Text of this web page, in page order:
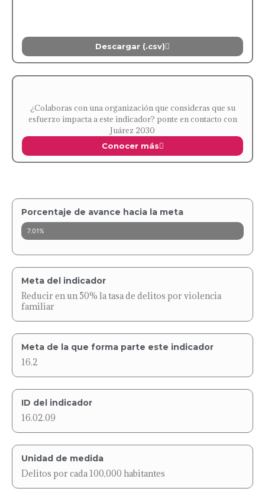
Porcentaje de avance hacia la meta
7.01%
Meta del indicador
Reducir en un 50% la tasa de delitos por violencia
familiar
Meta de la que forma parte este indicador
16.2
ID del indicador
16.02.09
Unidad de medida
Delitos por cada 100,000 habitantes
Descargar (.csv)
¿Colaboras con una organización que consideras que su
esfuerzo impacta a este indicador? ponte en contacto con
Juárez 2030
Conocer más